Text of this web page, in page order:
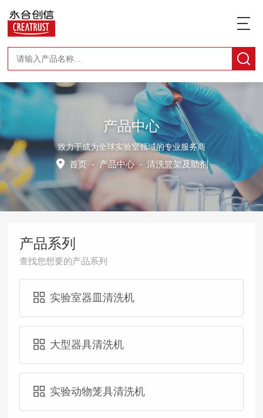
产品中心
致力于成为全球实验室领域的专业服务商
首页 - 产品中心- 清洗篮架及助剂
产品系列
查找您想要的产品系列
实验室器皿清洗机
大型器具清洗机
实验动物笼具清洗机